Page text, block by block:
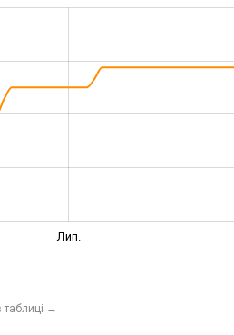
Лип.
таблиці →